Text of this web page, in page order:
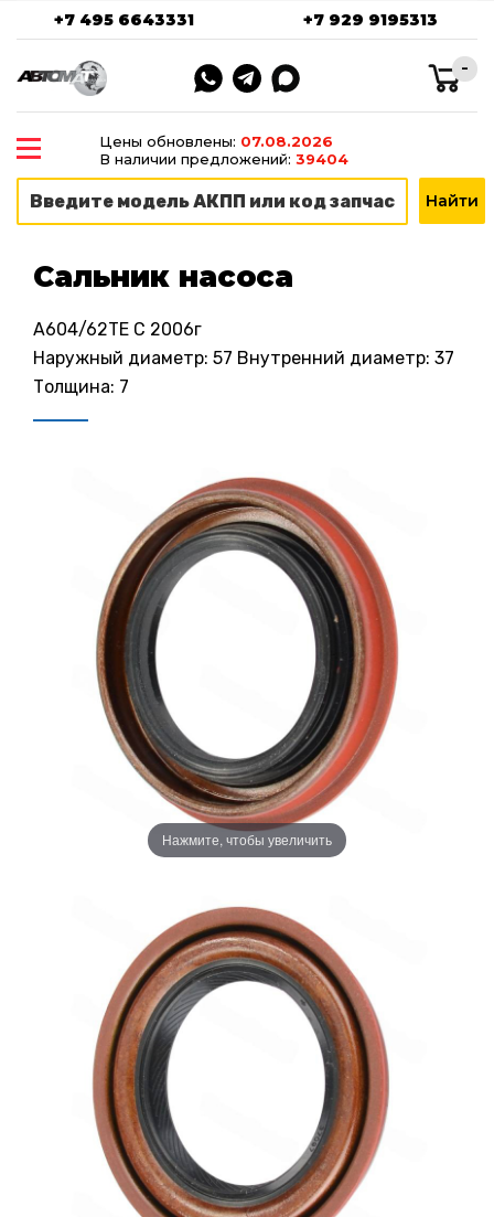
+7 495 6643331 +7 929 9195313
-
Цены обновлены: 07.08.2026
В наличии предложений: 39404
Сальник насоса
A604/62TE C 2006г
Наружный диаметр: 57 Внутренний диаметр: 37
Толщина: 7
Нажмите, чтобы увеличить